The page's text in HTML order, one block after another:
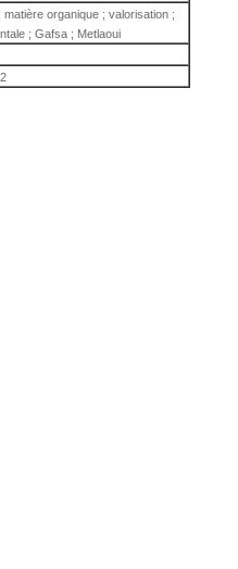
organique ; valorisation ;
; Gafsa ; Metlaoui